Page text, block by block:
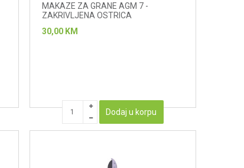
MAKAZE ZA GRANE AGM 7 -
ZAKRIVLJENA OSTRICA
30,00 KM
Dodaj u korpu